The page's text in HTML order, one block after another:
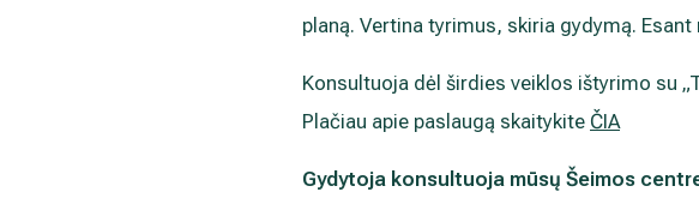
planą. Vertina tyrimus, skiria gydymą.
Konsultuoja dėl širdies veiklos ištyrimo su
Plačiau apie paslaugą skaitykite ČIA
Gydytoja konsultuoja mūsų Šeimos